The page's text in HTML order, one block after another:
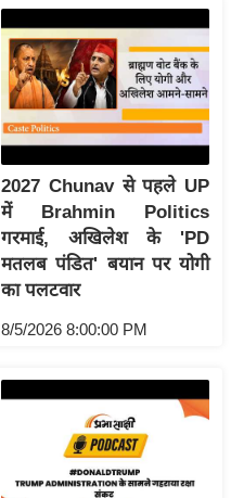
2027 Chunav से पहले UP
में Brahmin Politics
गरमाई, अखिलेश के 'PD
मतलब पंडित' बयान पर योगी
का पलटवार
8/5/2026 8:00:00 PM